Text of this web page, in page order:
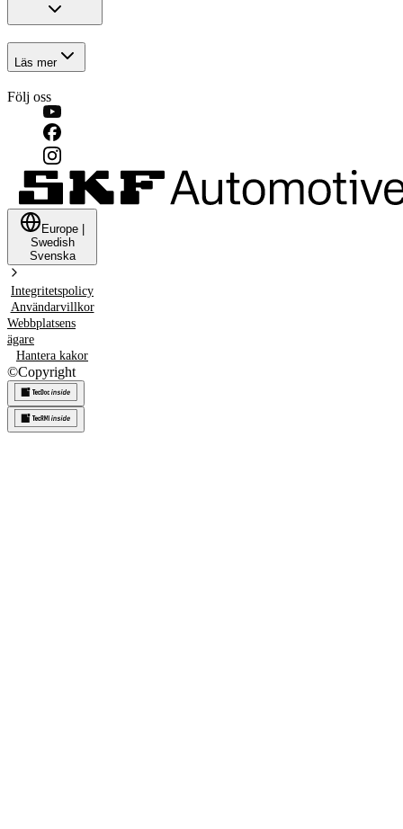
Läs mer
Följ oss
Europe
Swedish
Svenska
Integritetspolicy
Användarvillkor
Webbplatsens
ägare
Hantera kakor
©Copyright